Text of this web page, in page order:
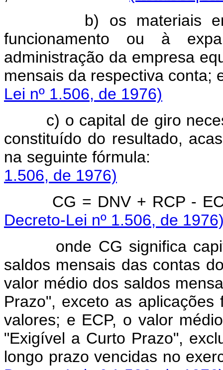
b) os materiais
funcionamento ou à
administração da empresa
mensais da
Lei nº 1.506, de 1976)
c) o capital de giro
constituído do resultado,
na seguinte
1.506, de 1976)
CG = DNV +
Decreto-Lei nº 1.506, de
onde CG significa
saldos mensais das contas
valor médio dos saldos
Prazo", exceto as
valores; e ECP, o valor
"Exigível a Curto Prazo",
longo prazo